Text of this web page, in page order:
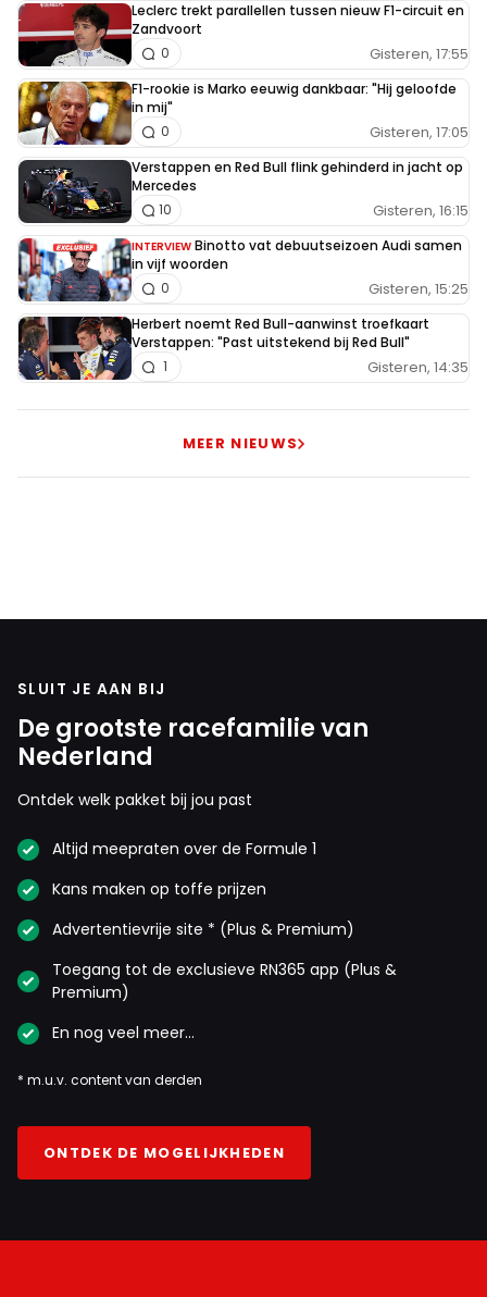
Leclerc trekt parallellen tussen nieuw F1-circuit en
Zandvoort
Gisteren, 17:55
0
F1-rookie is Marko eeuwig dankbaar: "Hij geloofde
in mij"
Gisteren, 17:05
0
Verstappen en Red Bull flink gehinderd in jacht op
Mercedes
Gisteren, 16:15
10
INTERVIEW Binotto vat debuutseizoen Audi samen
in vijf woorden
Gisteren, 15:25
0
Herbert noemt Red Bull-aanwinst troefkaart
Verstappen: "Past uitstekend bij Red Bull"
Gisteren, 14:35
1
MEER NIEUWS
SLUIT JE AAN BIJ
De grootste racefamilie van
Nederland
Ontdek welk pakket bij jou past
Altijd meepraten over de Formule 1
Kans maken op toffe prijzen
Advertentievrije site * (Plus & Premium)
Toegang tot de exclusieve RN365 app (Plus &
Premium)
En nog veel meer…
* m.u.v. content van derden
ONTDEK DE MOGELIJKHEDEN